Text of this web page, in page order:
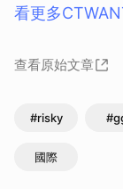
看更多
查看原始文章
#risky
國際